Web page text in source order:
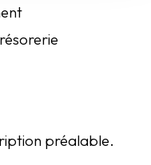
préalable.